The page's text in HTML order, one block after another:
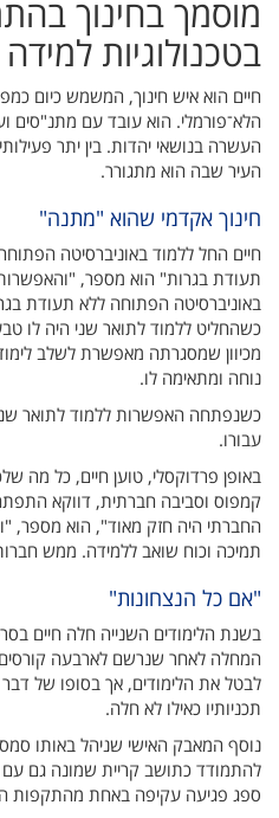
מוסמך בחינוך
בטכנולוגיות למידה
חיים הוא איש חינוך, המשמש כיום
הלא־פורמלי. הוא עובד עם מתנ"סים
העשרה בנושאי יהדות. בין יתר
העיר שבה הוא מתגורר.
חינוך אקדמי שהוא "מתנה"
חיים החל ללמוד באוניברסיטה
תעודת בגרות" הוא מספר,
באוניברסיטה הפתוחה ללא תעודת
כשהחליט ללמוד לתואר שני היה לו
מכיוון שמסגרתה מאפשרת לשלב
נוחה ומתאימה לו.
כשנפתחה האפשרות ללמוד לתואר שני
עבורו.
באופן פרדוקסלי, טוען חיים, כל מה
קמפוס וסביבה חברתית, דווקא
החברתי היה חזק מאוד", הוא מספר,
תמיכה וכוח שואב ללמידה. ממש
"אם כל הנצחונות"
בשנת הלימודים השנייה חלה חיים
המחלה לאחר שנרשם לארבעה
לבטל את הלימודים, אך בסופו של
תכניותיו כאילו לא חלה.
נוסף המאבק האישי שניהל באותו
להתמודד כתושב קריית שמונה גם עם
ספג פגיעה עקיפה באחת מהתקפות